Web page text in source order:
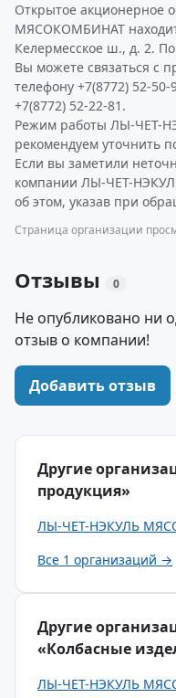
Открытое акционерное
МЯСОКОМБИНАТ
Келермесское ш., д. 2.
Вы можете связаться с
телефону +7(8772) 52-
+7(8772) 52-22-81.
Режим работы ЛЫ-
рекомендуем уточнить
Если вы заметили
компании ЛЫ-ЧЕТ-
об этом, указав при
Страница организации
Отзывы 0
Не опубликовано ни
отзыв о компании!
Добавить отзыв
Другие
продукция»
ЛЫ-ЧЕТ-НЭКУЛЬ
Все 1 организаций →
Другие
«Колбасные
ЛЫ-ЧЕТ-НЭКУЛЬ